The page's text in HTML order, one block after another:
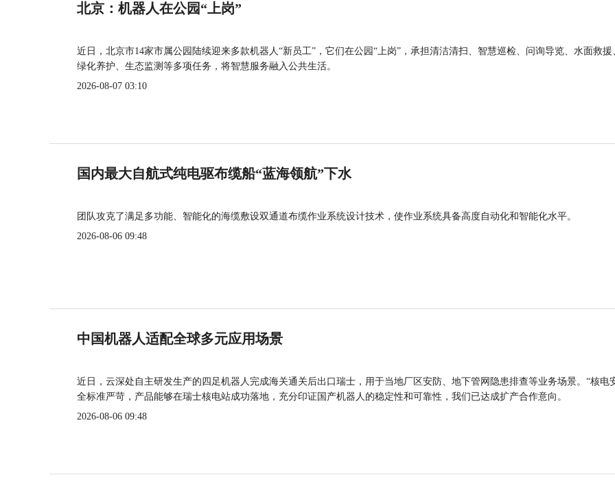
北京：机器人在公园“上岗”
近日，北京市14家市属公园陆续迎来多款机器人“新员工”，它们在公园“上岗”，承担清洁清扫、智慧巡检、问询导览、水面救援
绿化养护、生态监测等多项任务，将智慧服务融入公共生活。
2026-08-07 03:10
国内最大自航式纯电驱布缆船“蓝海领航”下水
团队攻克了满足多功能、智能化的海缆敷设双通道布缆作业系统设计技术，使作业系统具备高度自动化和智能化水平。
2026-08-06 09:48
中国机器人适配全球多元应用场景
近日，云深处自主研发生产的四足机器人完成海关通关后出口瑞士，用于当地厂区安防、地下管网隐患排查等业务场景。“核电
全标准严苛，产品能够在瑞士核电站成功落地，充分印证国产机器人的稳定性和可靠性，我们已达成扩产合作意向。
2026-08-06 09:48